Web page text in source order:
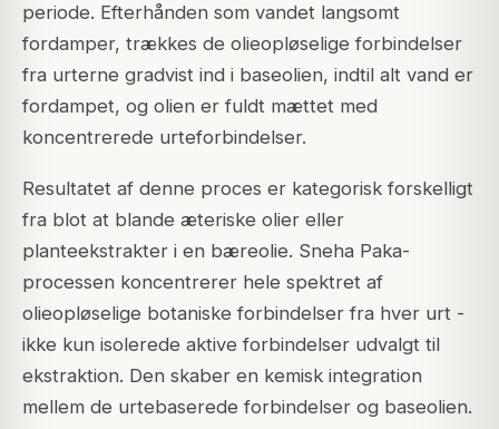
periode. Efterhånden som vandet langsomt
fordamper, trækkes de olieopløselige forbindelser
fra urterne gradvist ind i baseolien, indtil alt vand er
fordampet, og olien er fuldt mættet med
koncentrerede urteforbindelser.
Resultatet af denne proces er kategorisk forskelligt
fra blot at blande æteriske olier eller
planteekstrakter i en bæreolie. Sneha Paka-
processen koncentrerer hele spektret af
olieopløselige botaniske forbindelser fra hver urt -
ikke kun isolerede aktive forbindelser udvalgt til
ekstraktion. Den skaber en kemisk integration
mellem de urtebaserede forbindelser og baseolien.